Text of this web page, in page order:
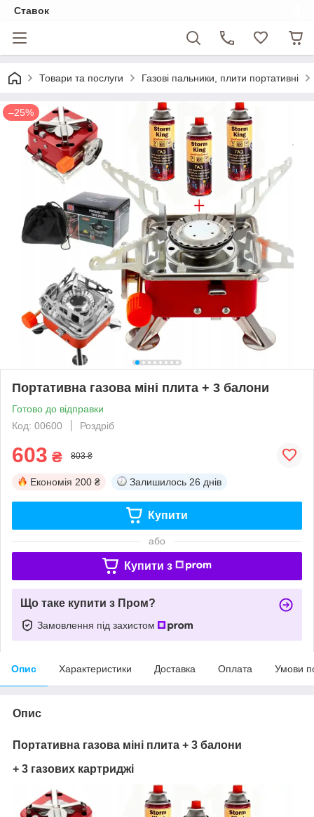
Ставок
Товари та послуги Газові пальники, плити портативні
–25%
Портативна газова міні плита + 3 балони
Готово до відправки
Код: 00600
Роздріб
603 ₴ 803 ₴
Економія 200 ₴ Залишилось 26 днів
Купити
або
Купити з
Що таке купити з Пром?
Замовлення під захистом
Опис Характеристики Доставка Оплата Умови
Опис
Портативна газова міні плита + 3 балони
+ 3 газових картриджі